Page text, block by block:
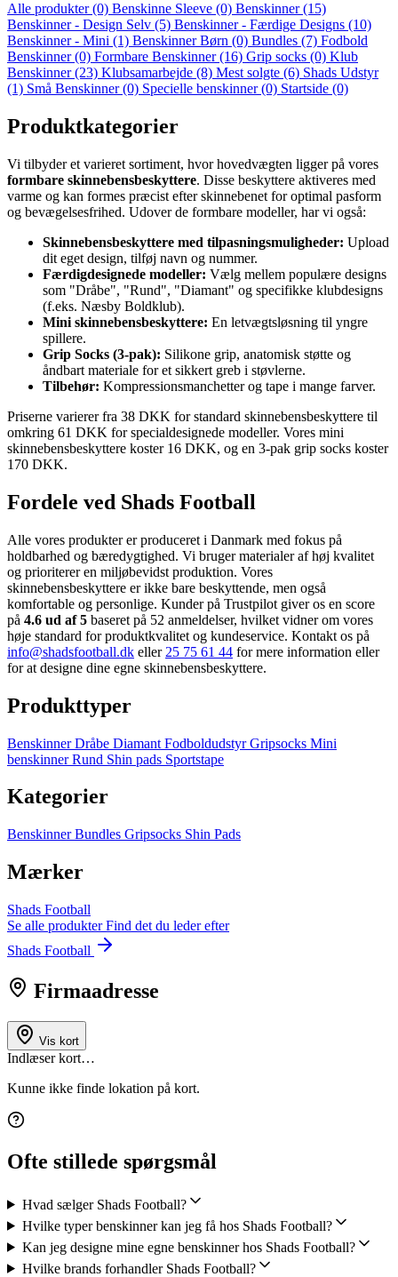
Alle produkter(0) Benskinne Sleeve (0) Benskinner(15)
Benskinner - Design Selv (5) Benskinner - Færdige Designs (10)
Benskinner - Mini (1) Benskinner Børn (0) Bundles (7) Fodbold
Benskinner(0) Formbare Benskinner(16) Grip socks (0) Klub
Benskinner(23) Klubsamarbejde (8) Mest solgte (6) Shads Udstyr
(1) Små Benskinner(0) Specielle benskinner(0) Startside (0)
Produktkategorier
Vi tilbyder et varieret sortiment, hvor hovedvægten ligger på vores
formbare skinnebensbeskyttere. Disse beskyttere aktiveres med
varme og kan formes præcist efter skinnebenet for optimal pasform
og bevægelsesfrihed. Udover de formbare modeller, har vi også:
Skinnebensbeskyttere med tilpasningsmuligheder: Upload
dit eget design, tilføj navn og nummer.
Færdigdesignede modeller: Vælg mellem populære designs
som "Dråbe", "Rund", "Diamant" og specifikke klubdesigns
(f.eks. Næsby Boldklub).
Mini skinnebensbeskyttere: En letvægtsløsning til yngre
spillere.
Grip Socks (3-pak): Silikone grip, anatomisk støtte og
åndbart materiale for et sikkert greb i støvlerne.
Tilbehør: Kompressionsmanchetter og tape i mange farver.
Priserne varierer fra 38 DKK for standard skinnebensbeskyttere til
omkring 61 DKK for specialdesignede modeller. Vores mini
skinnebensbeskyttere koster 16 DKK, og en 3-pak grip socks koster
170 DKK.
Fordele ved Shads Football
Alle vores produkter er produceret i Danmark med fokus på
holdbarhed og bæredygtighed. Vi bruger materialer af høj kvalitet
og prioriterer en miljøbevidst produktion. Vores
skinnebensbeskyttere er ikke bare beskyttende, men også
komfortable og personlige. Kunder på Trustpilot giver os en score
på 4.6 ud af 5 baseret på 52 anmeldelser, hvilket vidner om vores
høje standard for produktkvalitet og kundeservice. Kontakt os på
info@shadsfootball.dk eller 25 75 61 44 for mere information eller
for at designe dine egne skinnebensbeskyttere.
Produkttyper
BenskinnerDråbe Diamant FodboldudstyrGripsocks Mini
benskinnerRund Shin pads Sportstape
Kategorier
BenskinnerBundles Gripsocks Shin Pads
Mærker
Shads Football
Se alle produkterFind det du leder efter
Shads Football
Firmaadresse
Vis kort
Indlæser kort…
Kunne ikke finde lokation på kort.
Ofte stillede spørgsmål
Hvad sælger Shads Football?
Hvilke typer benskinner kan jeg få hos Shads Football?
Kan jeg designe mine egne benskinner hos Shads Football?
Hvilke brands forhandler Shads Football?